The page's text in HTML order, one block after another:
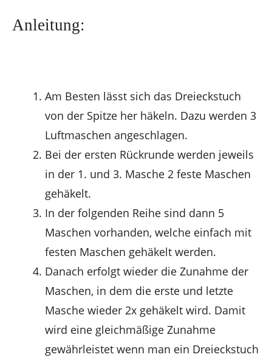
Anleitung:
Am Besten lässt sich das Dreieckstuch
von der Spitze her häkeln. Dazu werden 3
Luftmaschen angeschlagen.
Bei der ersten Rückrunde werden jeweils
in der 1. und 3. Masche 2 feste Maschen
gehäkelt.
In der folgenden Reihe sind dann 5
Maschen vorhanden, welche einfach mit
festen Maschen gehäkelt werden.
Danach erfolgt wieder die Zunahme der
Maschen, in dem die erste und letzte
Masche wieder 2x gehäkelt wird. Damit
wird eine gleichmäßige Zunahme
gewährleistet wenn man ein Dreieckstuch